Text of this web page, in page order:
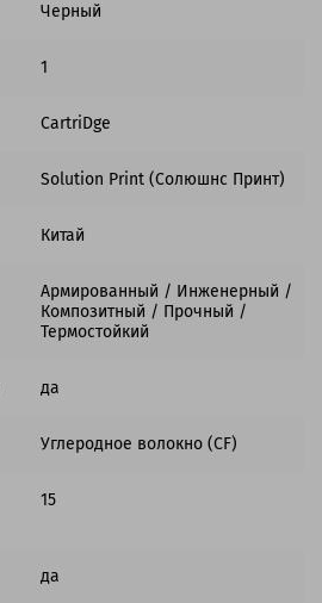
Черный
1
CartriDge
Solution Print (Солюшнс Принт)
Китай
Армированный / Инженерный /
Композитный / Прочный /
Термостойкий
да
Углеродное волокно (CF)
15
да